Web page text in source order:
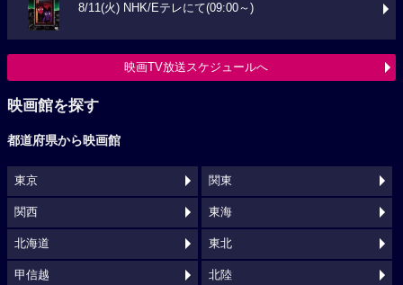
8/11(火) NHK/Eテレにて(09:00～)
映画TV放送スケジュールへ
映画館を探す
都道府県から映画館
東京 関東
関西 東海
北海道 東北
甲信越 北陸